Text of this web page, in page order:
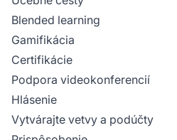
Blended learning
Gamifikácia
Certifikácie
Podpora videokonferencií
Hlásenie
Vytvárajte vetvy a podúčty